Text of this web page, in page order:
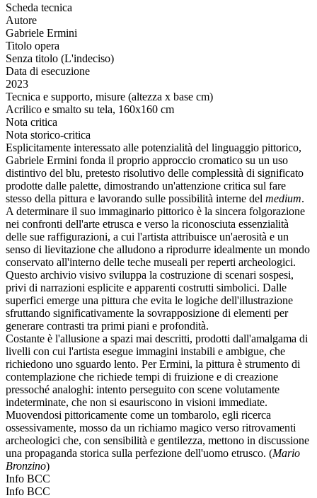
Scheda tecnica
Autore
Gabriele Ermini
Titolo opera
Senza titolo (L'indeciso)
Data di esecuzione
2023
Tecnica e supporto, misure (altezza x base cm)
Acrilico e smalto su tela, 160x160 cm
Nota critica
Nota storico-critica
Esplicitamente interessato alle potenzialità del linguaggio pittorico,
Gabriele Ermini fonda il proprio approccio cromatico su un uso
distintivo del blu, pretesto risolutivo delle complessità di significato
prodotte dalle palette, dimostrando un'attenzione critica sul fare
stesso della pittura e lavorando sulle possibilità interne del medium.
A determinare il suo immaginario pittorico è la sincera folgorazione
nei confronti dell'arte etrusca e verso la riconosciuta essenzialità
delle sue raffigurazioni, a cui l'artista attribuisce un'aerosità e un
senso di lievitazione che alludono a riprodurre idealmente un mondo
conservato all'interno delle teche museali per reperti archeologici.
Questo archivio visivo sviluppa la costruzione di scenari sospesi,
privi di narrazioni esplicite e apparenti costrutti simbolici. Dalle
superfici emerge una pittura che evita le logiche dell'illustrazione
sfruttando significativamente la sovrapposizione di elementi per
generare contrasti tra primi piani e profondità.
Costante è l'allusione a spazi mai descritti, prodotti dall'amalgama di
livelli con cui l'artista esegue immagini instabili e ambigue, che
richiedono uno sguardo lento. Per Ermini, la pittura è strumento di
contemplazione che richiede tempi di fruizione e di creazione
pressoché analoghi: intento perseguito con scene volutamente
indeterminate, che non si esauriscono in visioni immediate.
Muovendosi pittoricamente come un tombarolo, egli ricerca
ossessivamente, mosso da un richiamo magico verso ritrovamenti
archeologici che, con sensibilità e gentilezza, mettono in discussione
una propaganda storica sulla perfezione dell'uomo etrusco. (Mario
Bronzino)
Info BCC
Info BCC